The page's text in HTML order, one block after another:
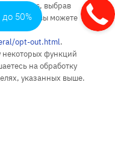
cookies, выбрав
Также вы можете
opt-out.html.
некоторых функций
на обработку
указанных выше.
до 50%